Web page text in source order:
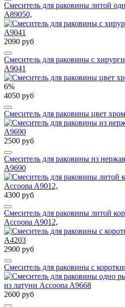
Смеситель для раковины литой
A89050,
2090 руб
Смеситель для раковины c
A9041
6%
4050 руб
Смеситель для раковины цвет
2500 руб
Cмеситель для раковины из
A9690
4300 руб
Смеситель для раковины литой
Accoona A9012,
2900 руб
Смеситель для раковины с
2600 руб